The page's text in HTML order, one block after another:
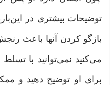
توضیحات بیشتری در
بازگو كردن آنها باعث
می‌كنید نمی‌توانید با
برای او توضیح دهید و